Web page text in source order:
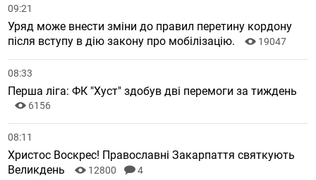
09:21
Уряд може внести зміни до правил перетину кордону
після вступу в дію закону про мобілізацію.
19047
08:33
Перша ліга: ФК "Хуст" здобув дві перемоги за тиждень
6156
08:11
Христос Воскрес! Православні Закарпаття святкують
Великдень
12800 4